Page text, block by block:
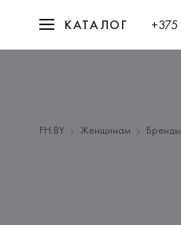
КАТАЛОГ
FH.BY Женщинам Бренды